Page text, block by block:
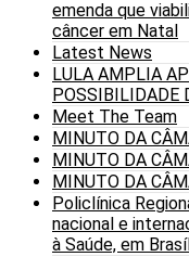
emenda que
câncer em Natal
Latest News
LULA AMPLIA
POSSIBILIDADE
Meet The Team
MINUTO DA
MINUTO DA
MINUTO DA
Policlínica
nacional e
à Saúde, em